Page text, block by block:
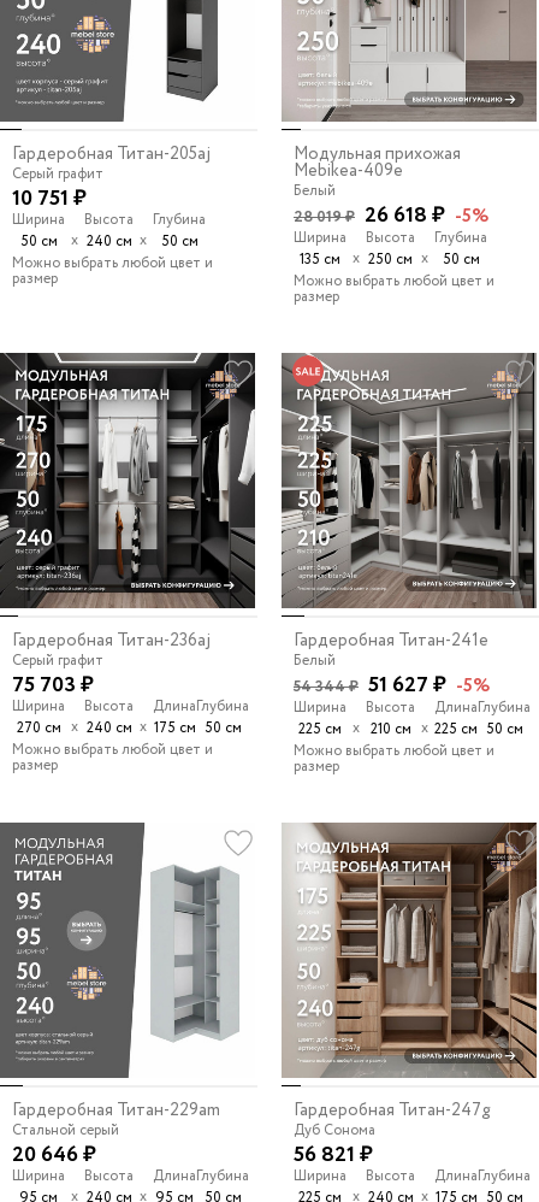
Гардеробная Титан-205aj
Серый графит
10 751 ₽
Ширина
50 см
х
Высота
240 см х
Глубина
50 см
Можно выбрать любой цвет и
размер
Модульная прихожая
Mebikea-409e
Белый
28 019 ₽ 26 618 ₽ -5%
Ширина
135 см
х
Высота
250 см х
Глубина
50 см
Можно выбрать любой цвет и
размер
Гардеробная Титан-236aj
Серый графит
75 703 ₽
Ширина
270 см х
Высота
240 см х
Длина
175 см
Глубина
50 см
Можно выбрать любой цвет и
размер
Гардеробная Титан-241e
Белый
54 344 ₽ 51 627 ₽ -5%
Ширина
225 см х
Высота
210 см х
Длина
225 см
Глубина
50 см
Можно выбрать любой цвет и
размер
Гардеробная Титан-229am
Стальной серый
20 646 ₽
Ширина
95 см
х
Высота
240 см х
Длина
95 см
Глубина
50 см
Гардеробная Титан-247g
Дуб Сонома
56 821 ₽
Ширина
225 см х
Высота
240 см х
Длина
175 см
Глубина
50 см